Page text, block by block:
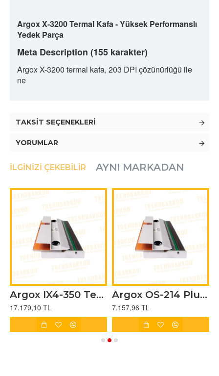
Argox X-3200 Termal Kafa - Yüksek Performanslı
Yedek Parça
Meta Description (155 karakter)
Argox X-3200 termal kafa, 203 DPI çözünürlüğü ile
ne
TAKSIT SEÇENEKLERI
YORUMLAR
İLGINIZI ÇEKEBILIR AYNI MARKADAN
Argox IX4-350 Termal Kafa Argox OS-214 Plus Termal Kafa
7.157,96 TL 12.598,00 TL